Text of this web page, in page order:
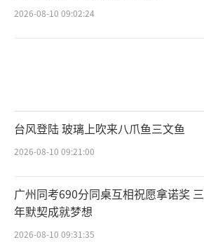
2026-08-10 09:02:24
台风登陆 玻璃上吹来八爪鱼三文鱼
2026-08-10 09:21:00
广州同考690分同桌互相祝愿拿诺奖 三
年默契成就梦想
2026-08-10 09:31:35